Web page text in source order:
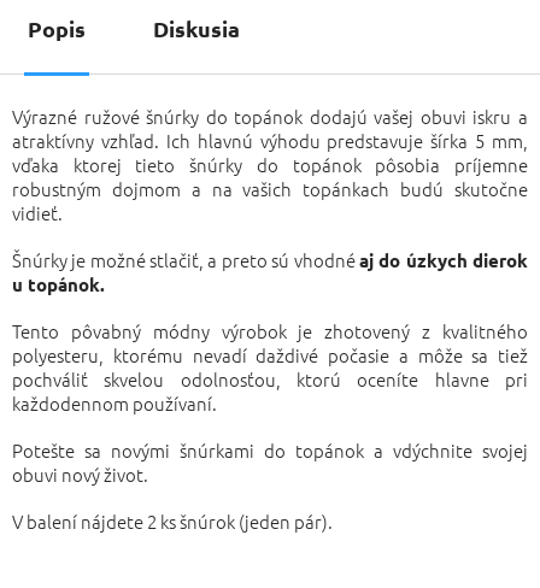
Popis Diskusia
Výrazné ružové šnúrky do topánok dodajú vašej obuvi iskru a
atraktívny vzhľad. Ich hlavnú výhodu predstavuje šírka 5 mm,
vďaka ktorej tieto šnúrky do topánok pôsobia príjemne
robustným dojmom a na vašich topánkach budú skutočne
vidieť.
Šnúrky je možné stlačiť, a preto sú vhodnéaj do úzkych dierok
u topánok.
Tento pôvabný módny výrobok je zhotovený z kvalitného
polyesteru, ktorému nevadí daždivé počasie a môže sa tiež
pochváliť skvelou odolnosťou, ktorú oceníte hlavne pri
každodennom používaní.
Potešte sa novými šnúrkami do topánok a vdýchnite svojej
obuvi nový život.
V balení nájdete 2 ks šnúrok (jeden pár).